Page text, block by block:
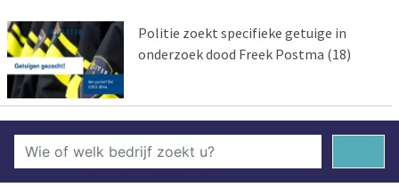
Politie zoekt specifieke getuige in
onderzoek dood Freek Postma (18)